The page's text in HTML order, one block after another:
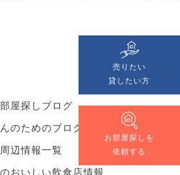
売りたい
貸したい方
お部屋探しを
依頼する
屋探しブログ
のためのブログ
辺情報一覧
おいしい飲食店情報